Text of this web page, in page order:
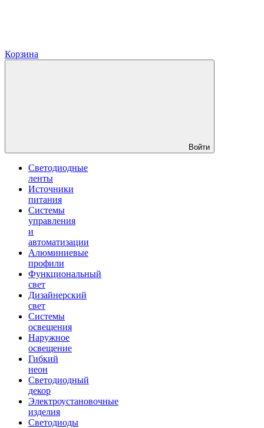
Корзина
Войти
Светодиодные
ленты
Источники
питания
Системы
управления
и
автоматизации
Алюминиевые
профили
Функциональный
свет
Дизайнерский
свет
Системы
освещения
Наружное
освещение
Гибкий
неон
Светодиодный
декор
Электроустановочные
изделия
Светодиоды